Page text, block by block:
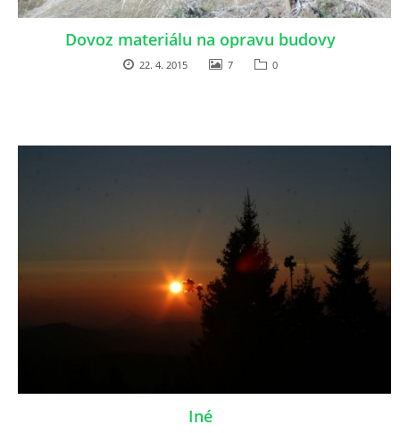
Dovoz materiálu na opravu budovy
22. 4. 2015 7 0
Iné